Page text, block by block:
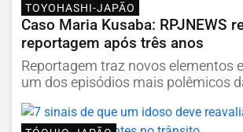
TOYOHASHI-JAPÃO
Caso Maria Kusaba: RPJNEWS
reportagem após três anos
Reportagem traz novos elementos
um dos episódios mais polêmicos